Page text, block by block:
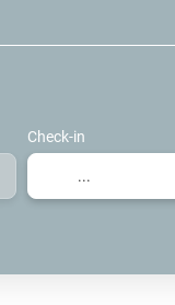
Check-in